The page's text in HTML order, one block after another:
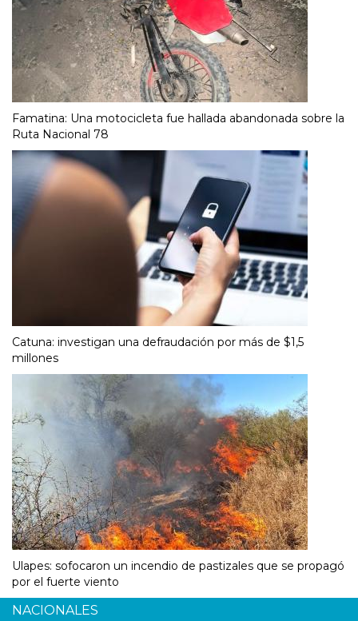
Famatina: Una motocicleta fue hallada abandonada sobre la
Ruta Nacional 78
Catuna: investigan una defraudación por más de $1,5
millones
Ulapes: sofocaron un incendio de pastizales que se propagó
por el fuerte viento
NACIONALES